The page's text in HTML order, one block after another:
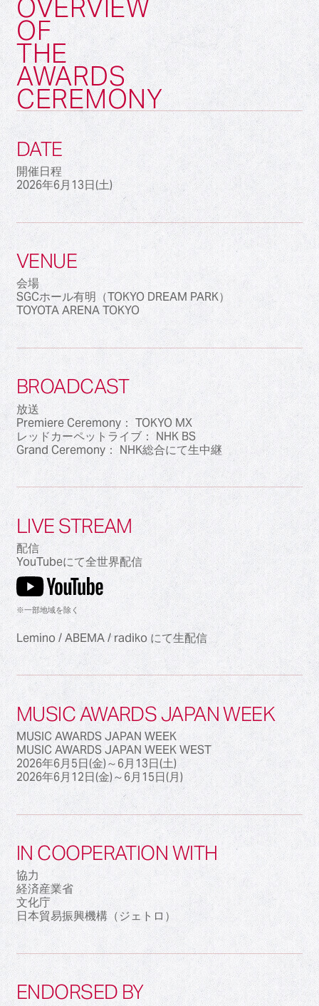
OVERVIEW
OF
THE
AWARDS
CEREMONY
DATE
開催日程
2026年6月13日(土)
VENUE
会場
SGCホール有明（TOKYO DREAM PARK）
TOYOTA ARENA TOKYO
BROADCAST
放送
Premiere Ceremony： TOKYO MX
レッドカーペットライブ： NHK BS
Grand Ceremony： NHK総合にて生中継
LIVE STREAM
配信
YouTubeにて全世界配信
※一部地域を除く
Lemino / ABEMA / radiko にて生配信
MUSIC AWARDS JAPAN WEEK
MUSIC AWARDS JAPAN WEEK
MUSIC AWARDS JAPAN WEEK WEST
2026年6月5日(金)～6月13日(土)
2026年6月12日(金)～6月15日(月)
IN COOPERATION WITH
協力
経済産業省
文化庁
日本貿易振興機構（ジェトロ）
ENDORSED BY